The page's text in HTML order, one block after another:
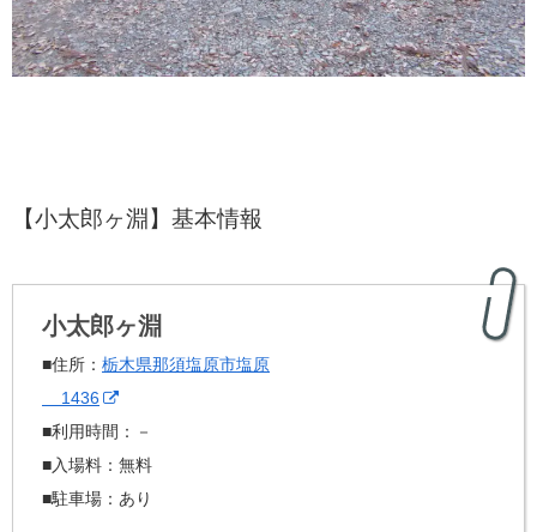
【小太郎ヶ淵】基本情報
小太郎ヶ淵
■住所： 栃木県那須塩原市塩原
1436
■利用時間：－
■入場料：無料
■駐車場：あり